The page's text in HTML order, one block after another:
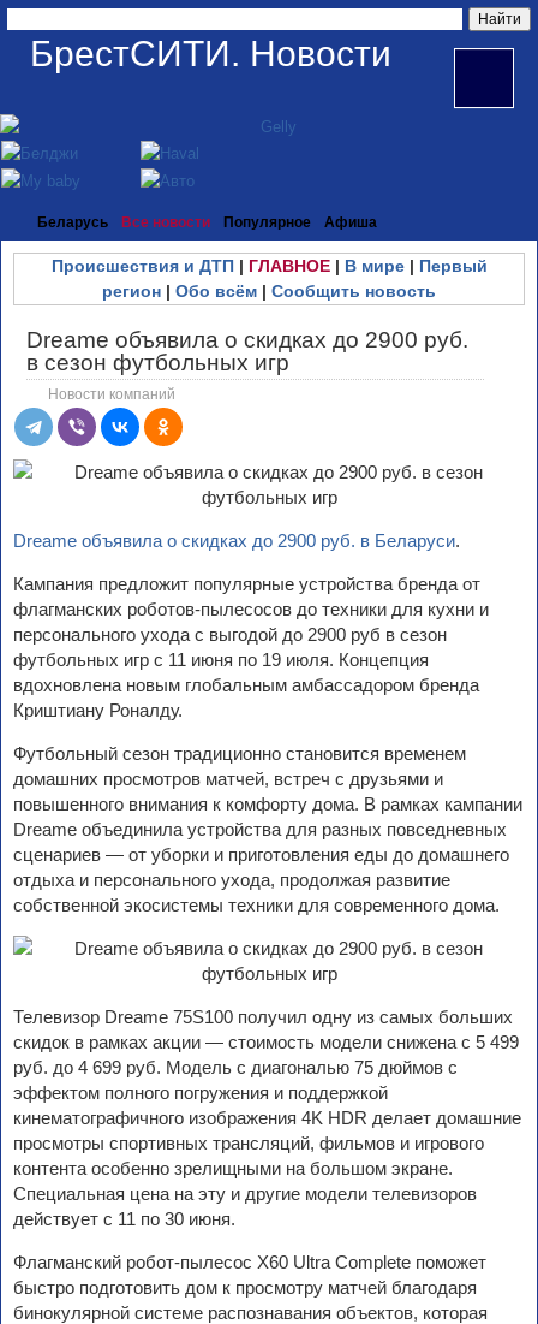
БрестСИТИ. Новости
Беларусь Все новости Популярное Афиша
Происшествия и ДТП| ГЛАВНОЕ| В мире| Первый
регион | Обо всём | Сообщить новость
Dreame объявила о скидках до 2900 руб.
в сезон футбольных игр
Новости компаний
Dreame объявила о скидках до 2900 руб. в Беларуси.
Кампания предложит популярные устройства бренда от
флагманских роботов-пылесосов до техники для кухни и
персонального ухода с выгодой до 2900 руб в сезон
футбольных игр с 11 июня по 19 июля. Концепция
вдохновлена новым глобальным амбассадором бренда
Криштиану Роналду.
Футбольный сезон традиционно становится временем
домашних просмотров матчей, встреч с друзьями и
повышенного внимания к комфорту дома. В рамках кампании
Dreame объединила устройства для разных повседневных
сценариев — от уборки и приготовления еды до домашнего
отдыха и персонального ухода, продолжая развитие
собственной экосистемы техники для современного дома.
Телевизор Dreame 75S100 получил одну из самых больших
скидок в рамках акции — стоимость модели снижена с 5 499
руб. до 4 699 руб. Модель с диагональю 75 дюймов с
эффектом полного погружения и поддержкой
кинематографичного изображения 4K HDR делает домашние
просмотры спортивных трансляций, фильмов и игрового
контента особенно зрелищными на большом экране.
Специальная цена на эту и другие модели телевизоров
действует с 11 по 30 июня.
Флагманский робот-пылесос X60 Ultra Complete поможет
быстро подготовить дом к просмотру матчей благодаря
бинокулярной системе распознавания объектов, которая